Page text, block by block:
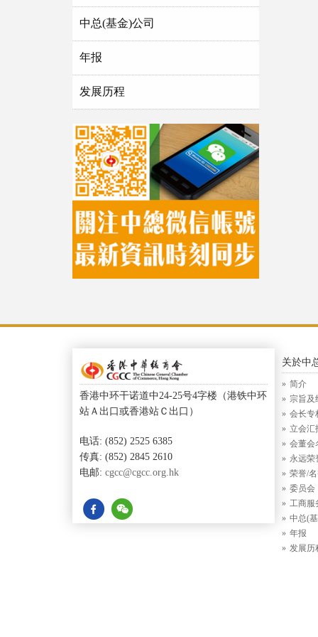
中总(基金)公司
年报
发展历程
香港中环干诺道中24-25号4字楼（港铁中环
站Ａ出口或香港站Ｃ出口）
电话: (852) 2525 6385
传真: (852) 2845 2610
电邮: cgcc@cgcc.org.hk
关於中
简介
宗旨及
会长专
立会汇
会董会
永远荣
荣誉/
委员会
工商服
中总(
年报
发展历